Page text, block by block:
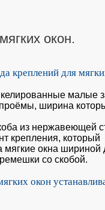
окон.
креплений для
малые
ширина
из нержавеющей
крепления, который
мягкие окна шириной
со скобой.
окон